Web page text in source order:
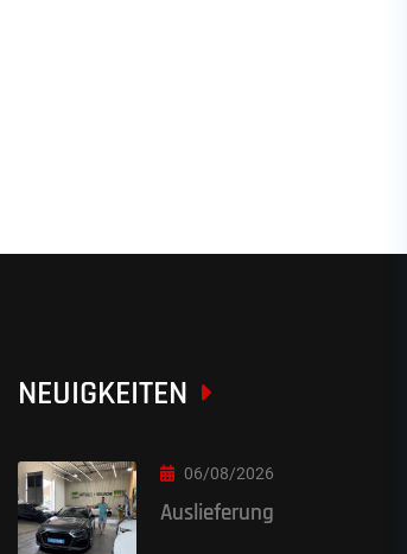
NEUIGKEITEN
06/08/2026
Auslieferung